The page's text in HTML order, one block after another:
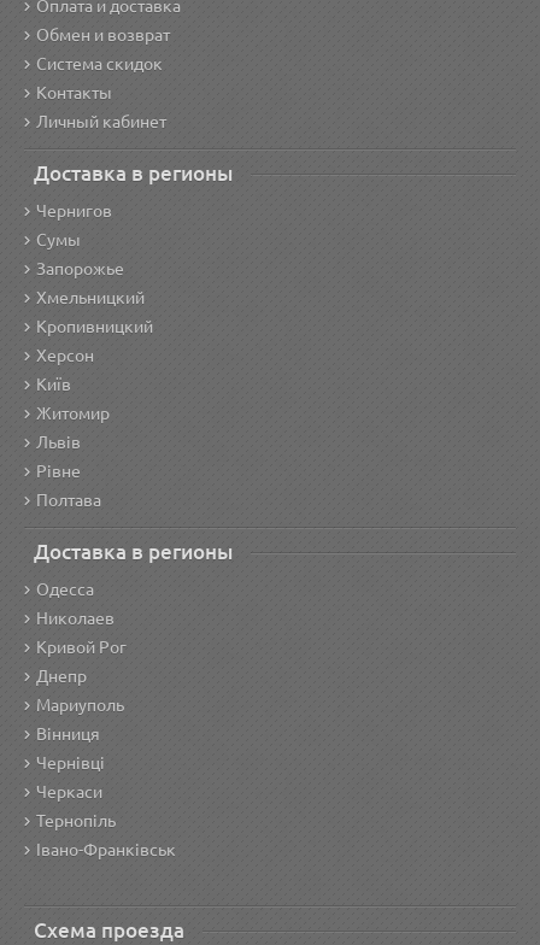
Оплата и доставка
Обмен и возврат
Система скидок
Контакты
Личный кабинет
Доставка в регионы
Чернигов
Сумы
Запорожье
Хмельницкий
Кропивницкий
Херсон
Київ
Житомир
Львів
Рівне
Полтава
Доставка в регионы
Одесса
Николаев
Кривой Рог
Днепр
Мариуполь
Вінниця
Чернівці
Черкаси
Тернопіль
Івано-Франківськ
Схема проезда